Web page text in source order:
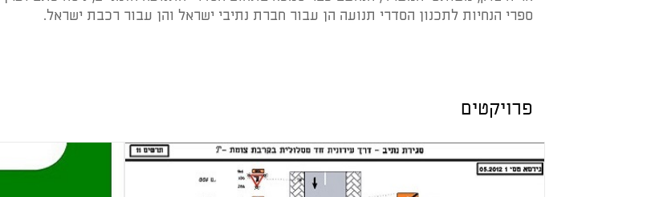
ספרי הנחיות לתכנון הסדרי תנועה הן עבור חברת נתיבי ישראל והן עבור רכבת ישראל.
פרויקטים